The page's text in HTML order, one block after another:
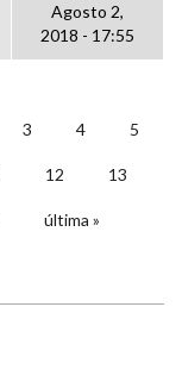
Agosto 2,
2018 - 17:55
3 4 5
12 13
última »